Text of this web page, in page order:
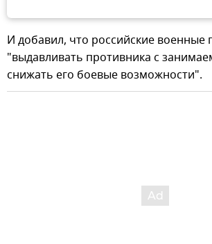
И добавил, что российские военные
"выдавливать противника с
снижать его боевые возможности".